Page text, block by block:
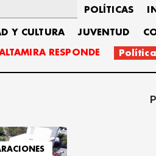
POLÍTICAS
Y CULTURA JUVENTUD
RESPONDE